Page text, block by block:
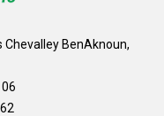
BenAknoun,